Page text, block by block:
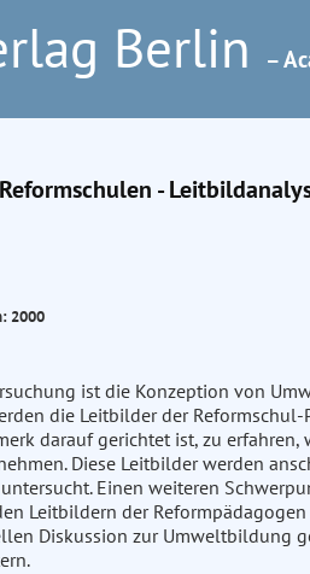
Berlin –
-
2000
ist die Konzeption von
die Leitbilder der
darauf gerichtet ist, zu
Diese Leitbilder werden
Einen weiteren
Leitbildern der
Diskussion zur Umweltbildung